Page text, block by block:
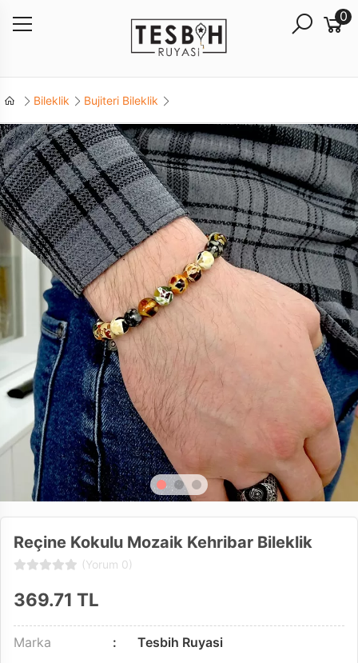
0
Bileklik Bujiteri Bileklik
Reçine Kokulu Mozaik Kehribar Bileklik
(Yorum 0)
369.71 TL
Marka
Tesbih Ruyasi